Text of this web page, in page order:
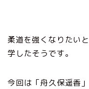
柔道を強くなりたい
学したそうです。
今回は「舟久保遥香